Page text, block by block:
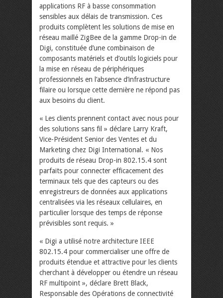
applications RF à basse consommation
sensibles aux délais de transmission. Ces
produits complètent les solutions de mise en
réseau maillé ZigBee de la gamme Drop-in de
Digi, constituée d’une combinaison de
composants matériels et d’outils logiciels pour
la mise en réseau de périphériques
professionnels en l’absence d’infrastructure
filaire ou lorsque cette dernière ne répond pas
aux besoins du client.
« Les clients prennent contact avec nous pour
des solutions sans fil » déclare Larry Kraft,
Vice-Président Senior des Ventes et du
Marketing chez Digi International. « Nos
produits de réseau Drop-in 802.15.4 sont
parfaits pour connecter efficacement des
terminaux tels que des capteurs ou des
enregistreurs de données aux applications
centralisées via les réseaux cellulaires, en
particulier lorsque des temps de réponse
prévisibles sont requis. »
« Digi a utilisé notre architecture IEEE
802.15.4 pour commercialiser une offre de
produits étendue et attractive pour les clients
cherchant à développer ou étendre un réseau
RF multipoint », déclare Brett Black,
Responsable des Opérations de connectivité